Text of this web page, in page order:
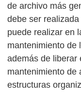
de archivo más
debe ser
puede realizar en
mantenimiento de
además de liberar
mantenimiento de
estructuras